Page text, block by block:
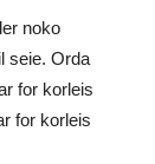
noko
seie. Orda
for korleis
for korleis